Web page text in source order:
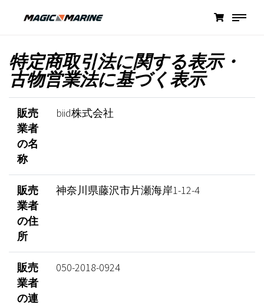
特定商取引法に関する表示・
古物営業法に基づく表示
販売
業者
の名
称
biid株式会社
販売
業者
の住
所
神奈川県藤沢市片瀬海岸1-12-4
販売
業者
の連
050-2018-0924